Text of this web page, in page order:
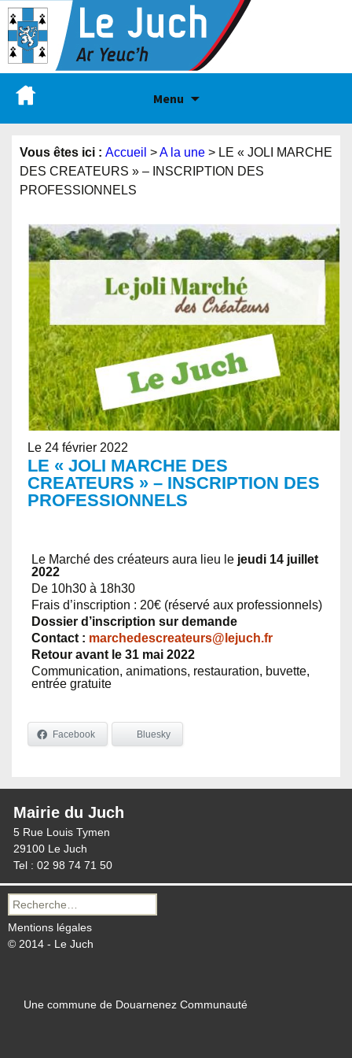
Menu
Vous êtes ici : Accueil >A la une > LE « JOLI MARCHE
DES CREATEURS » – INSCRIPTION DES
PROFESSIONNELS
Le 24 février 2022
LE « JOLI MARCHE DES
CREATEURS » – INSCRIPTION DES
PROFESSIONNELS
Le Marché des créateurs aura lieu le jeudi 14 juillet
2022
De 10h30 à 18h30
Frais d’inscription : 20€ (réservé aux professionnels)
Dossier d’inscription sur demande
Contact : marchedescreateurs@lejuch.fr
Retour avant le 31 mai 2022
Communication, animations, restauration, buvette,
entrée gratuite
Facebook Bluesky
Mairie du Juch
5 Rue Louis Tymen
29100 Le Juch
Tel : 02 98 74 71 50
Recherche
pour :
Mentions légales
© 2014 - Le Juch
Une commune de Douarnenez Communauté